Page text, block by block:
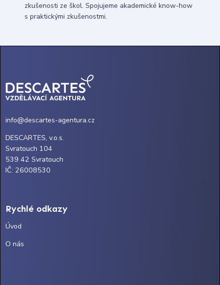
zkušenosti ze škol. Spojujeme akademické know-how
s praktickými zkušenostmi.
info@descartes-agentura.cz
DESCARTES, v.o.s.
Svratouch 104
539 42 Svratouch
IČ: 26008530
Rychlé odkazy
Úvod
O nás